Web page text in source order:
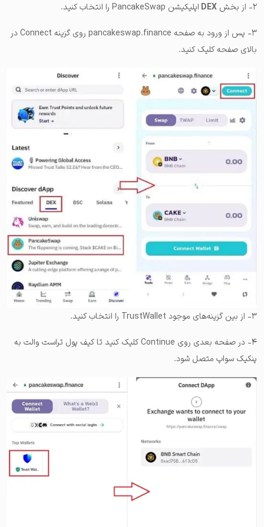
۲- از بخش DEX اپلیکیشن PancakeSwap را انتخاب کنید.
۳- پس از ورود به صفحه pancakeswap.finance روی گزینه Connect در
بالای صفحه کلیک کنید.
۳- از بین گزینه‌های موجود TrustWallet را انتخاب کنید.
۴- در صفحه بعدی روی Continue کلیک کنید تا کیف پول تراست والت به
پنکیک سواپ متصل شود.